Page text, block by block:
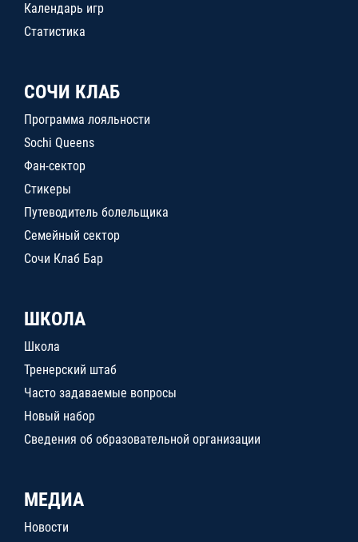
Календарь игр
Статистика
СОЧИ КЛАБ
Программа лояльности
Sochi Queens
Фан-сектор
Стикеры
Путеводитель болельщика
Семейный сектор
Сочи Клаб Бар
ШКОЛА
Школа
Тренерский штаб
Часто задаваемые вопросы
Новый набор
Сведения об образовательной организации
МЕДИА
Новости